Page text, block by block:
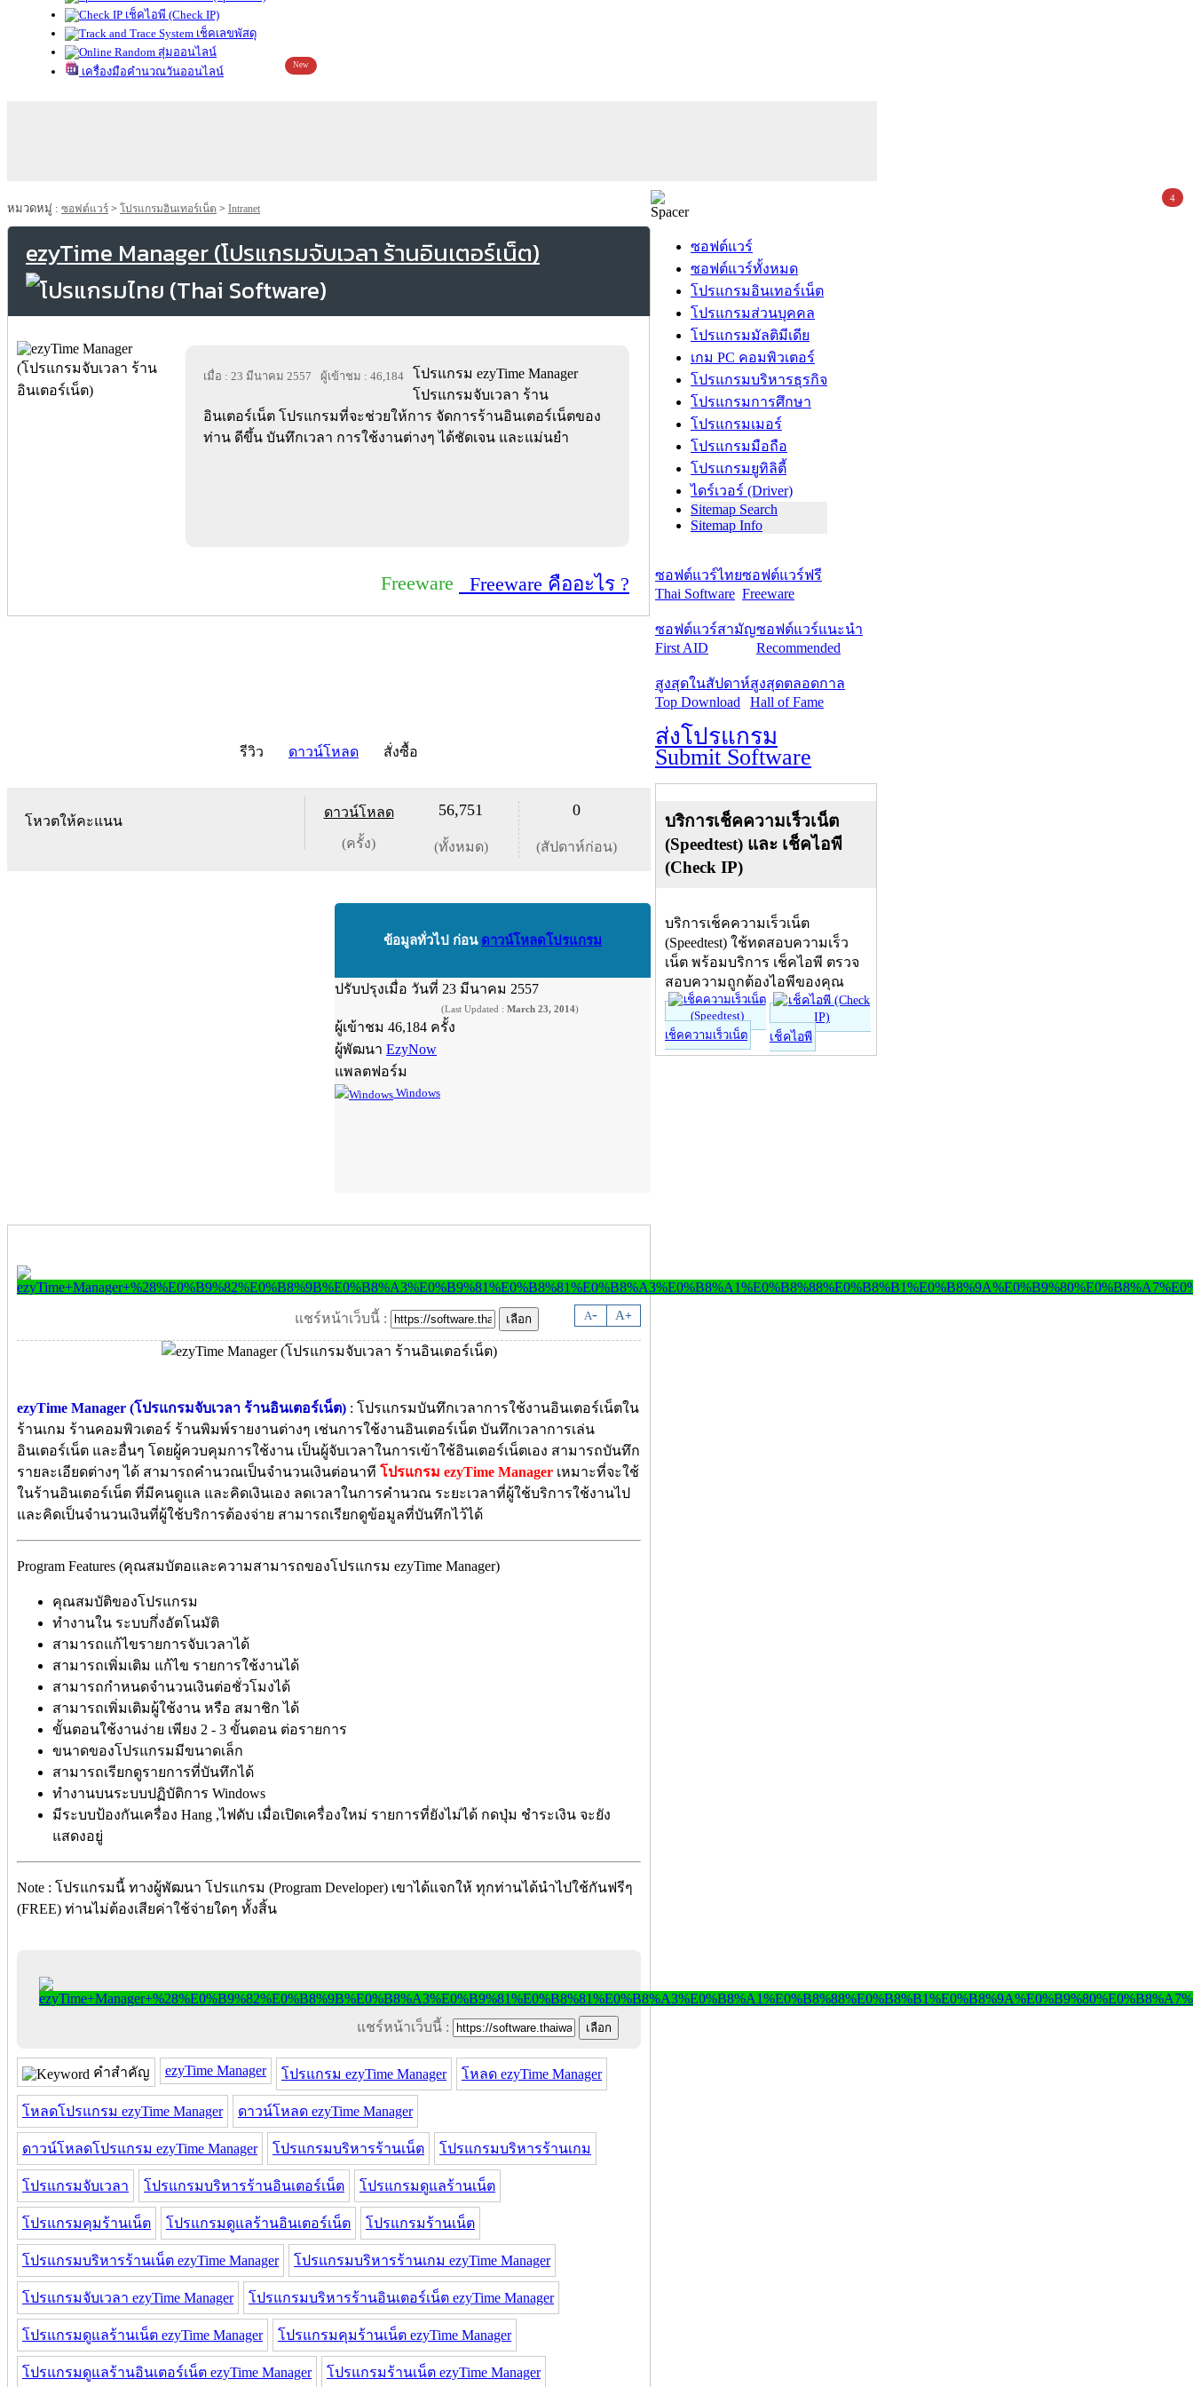
เช็คไอพี (Check IP)
เช็คเลขพัสดุ
สุ่มออนไลน์
เครื่องมือคำนวณวันออนไลน์
New
หมวดหมู่ : ซอฟต์แวร์ > โปรแกรมอินเทอร์เน็ต > Intranet
ezyTime Manager (โปรแกรมจับเวลา ร้านอินเตอร์เน็ต)
เมื่อ : 23 มีนาคม 2557 ผู้เข้าชม : 46,184
โปรแกรม ezyTime Manager
โปรแกรมจับเวลา ร้าน
อินเตอร์เน็ต โปรแกรมที่จะช่วยให้การ จัดการร้านอินเตอร์เน็ตของ
ท่าน ดีขึ้น บันทึกเวลา การใช้งานต่างๆ ได้ชัดเจน และแม่นยำ
Freeware Freeware คืออะไร ?
รีวิว ดาวน์โหลด สั่งซื้อ
โหวตให้คะแนน
ดาวน์โหลด
(ครั้ง)
56,751
(ทั้งหมด)
0
(สัปดาห์ก่อน)
ข้อมูลทั่วไป ก่อน ดาวน์โหลดโปรแกรม
ปรับปรุงเมื่อ วันที่ 23 มีนาคม 2557
(Last Updated : March 23, 2014)
ผู้เข้าชม 46,184 ครั้ง
ผู้พัฒนา EzyNow
แพลตฟอร์ม
Windows
A- A+
แชร์หน้าเว็บนี้ :
ezyTime Manager (โปรแกรมจับเวลา ร้านอินเตอร์เน็ต) : โปรแกรมบันทึกเวลาการใช้งานอินเตอร์เน็ตใน
ร้านเกม ร้านคอมพิวเตอร์ ร้านพิมพ์รายงานต่างๆ เช่นการใช้งานอินเตอร์เน็ต บันทึกเวลาการเล่น
อินเตอร์เน็ต และอื่นๆ โดยผู้ควบคุมการใช้งาน เป็นผู้จับเวลาในการเข้าใช้อินเตอร์เน็ตเอง สามารถบันทึก
รายละเอียดต่างๆ ได้ สามารถคำนวณเป็นจำนวนเงินต่อนาที โปรแกรม ezyTime Manager เหมาะที่จะใช้
ในร้านอินเตอร์เน็ต ที่มีคนดูแล และคิดเงินเอง ลดเวลาในการคำนวณ ระยะเวลาที่ผู้ใช้บริการใช้งานไป
และคิดเป็นจำนวนเงินที่ผู้ใช้บริการต้องจ่าย สามารถเรียกดูข้อมูลที่บันทึกไว้ได้
Program Features (คุณสมบัตอและความสามารถของโปรแกรม ezyTime Manager)
คุณสมบัติของโปรแกรม
ทำงานใน ระบบกึ่งอัตโนมัติ
สามารถแก้ไขรายการจับเวลาได้
สามารถเพิ่มเติม แก้ไข รายการใช้งานได้
สามารถกำหนดจำนวนเงินต่อชั่วโมงได้
สามารถเพิ่มเติมผู้ใช้งาน หรือ สมาชิก ได้
ขั้นตอนใช้งานง่าย เพียง 2 - 3 ขั้นตอน ต่อรายการ
ขนาดของโปรแกรมมีขนาดเล็ก
สามารถเรียกดูรายการที่บันทึกได้
ทำงานบนระบบปฏิบัติการ Windows
มีระบบป้องกันเครื่อง Hang ,ไฟดับ เมื่อเปิดเครื่องใหม่ รายการที่ยังไม่ได้ กดปุ่ม ชำระเงิน จะยัง
แสดงอยู่
Note : โปรแกรมนี้ ทางผู้พัฒนา โปรแกรม (Program Developer) เขาได้แจกให้ ทุกท่านได้นำไปใช้กันฟรีๆ
(FREE) ท่านไม่ต้องเสียค่าใช้จ่ายใดๆ ทั้งสิ้น
แชร์หน้าเว็บนี้ :
คำสำคัญ ezyTime Manager โปรแกรม ezyTime Manager โหลด ezyTime Manager
โหลดโปรแกรม ezyTime Manager ดาวน์โหลด ezyTime Manager
ดาวน์โหลดโปรแกรม ezyTime Manager โปรแกรมบริหารร้านเน็ต โปรแกรมบริหารร้านเกม
โปรแกรมจับเวลา โปรแกรมบริหารร้านอินเตอร์เน็ต โปรแกรมดูแลร้านเน็ต
โปรแกรมคุมร้านเน็ต โปรแกรมดูแลร้านอินเตอร์เน็ต โปรแกรมร้านเน็ต
โปรแกรมบริหารร้านเน็ต ezyTime Manager โปรแกรมบริหารร้านเกม ezyTime Manager
โปรแกรมจับเวลา ezyTime Manager โปรแกรมบริหารร้านอินเตอร์เน็ต ezyTime Manager
โปรแกรมดูแลร้านเน็ต ezyTime Manager โปรแกรมคุมร้านเน็ต ezyTime Manager
โปรแกรมดูแลร้านอินเตอร์เน็ต ezyTime Manager โปรแกรมร้านเน็ต ezyTime Manager
ซอฟต์แวร์
ซอฟต์แวร์ทั้งหมด
โปรแกรมอินเทอร์เน็ต
โปรแกรมส่วนบุคคล
โปรแกรมมัลติมีเดีย
เกม PC คอมพิวเตอร์
โปรแกรมบริหารธุรกิจ
โปรแกรมการศึกษา
โปรแกรมเมอร์
โปรแกรมมือถือ
โปรแกรมยูทิลิตี้
ไดร์เวอร์ (Driver)
Sitemap Search
Sitemap Info
ซอฟต์แวร์ไทย
Thai Software
ซอฟต์แวร์ฟรี
Freeware
ซอฟต์แวร์สามัญ
First AID
ซอฟต์แวร์แนะนำ
Recommended
สูงสุดในสัปดาห์
Top Download
สูงสุดตลอดกาล
Hall of Fame
ส่งโปรแกรม
Submit Software
บริการเช็คความเร็วเน็ต
(Speedtest) และ เช็คไอพี
(Check IP)
บริการเช็คความเร็วเน็ต
(Speedtest) ใช้ทดสอบความเร็ว
เน็ต พร้อมบริการ เช็คไอพี ตรวจ
สอบความถูกต้องไอพีของคุณ
เช็คความเร็วเน็ต เช็คไอพี
4